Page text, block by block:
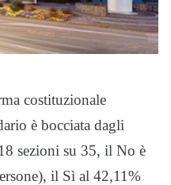
costituzionale
è bocciata dagli
sezioni su 35, il No è
il Sì al 42,11%